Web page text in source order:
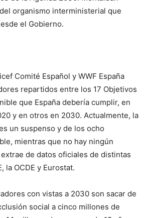
organismo interministerial que
el Gobierno.
Comité Español y WWF España
repartidos entre los 17 Objetivos
que España debería cumplir, en
y en otros en 2030. Actualmente, la
un suspenso y de los ocho
mientras que no hay ningún
de datos oficiales de distintas
la OCDE y Eurostat.
con vistas a 2030 son sacar de
social a cinco millones de